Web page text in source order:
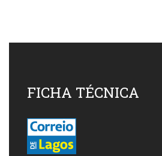
FICHA TÉCNICA